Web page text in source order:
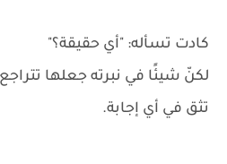
كادت تسأله: "أي حقيقة؟"
لكنّ شيئًا في نبرته جعلها
تثق في أي إجابة.